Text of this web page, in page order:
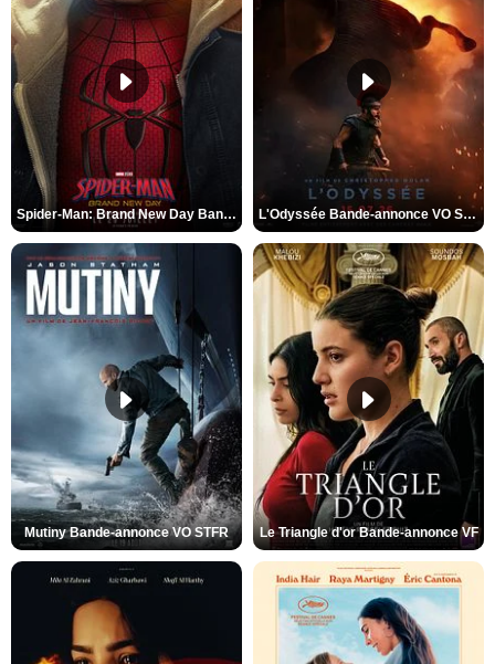
Spider-Man: Brand New Day Bande-annonce VO STFR L'Odyssée Bande-annonce VO STFR
Mutiny Bande-annonce VO STFR Le Triangle d'or Bande-annonce VF